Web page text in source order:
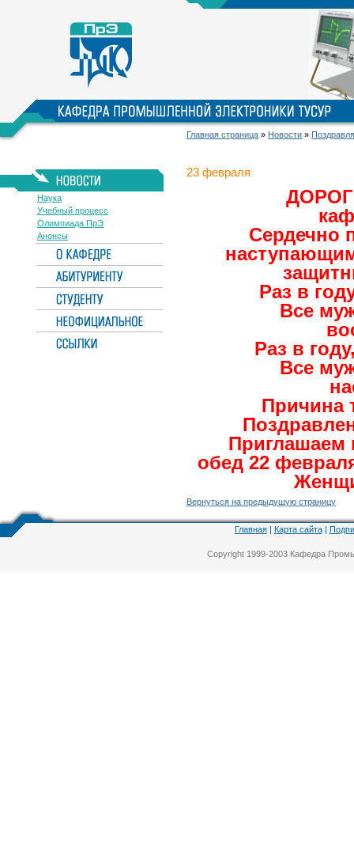
Главная страница » Новости »
Наука
Учебный процесс
Олимпиада ПрЭ
Анонсы
23 февраля
Сердечно
Раз в
Все
Раз в
Все
Причина
Приглашаем
обед 22
Вернуться на предыдущую страницу
Главная| Карта сайта|
Copyright 1999-2003 Кафедра